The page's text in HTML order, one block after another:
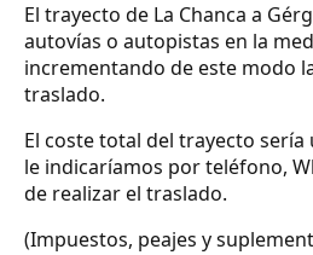
El trayecto de La Chanca a
autovías o autopistas en la
incrementando de este modo
traslado.
El coste total del trayecto
le indicaríamos por teléfono,
de realizar el traslado.
(Impuestos, peajes y